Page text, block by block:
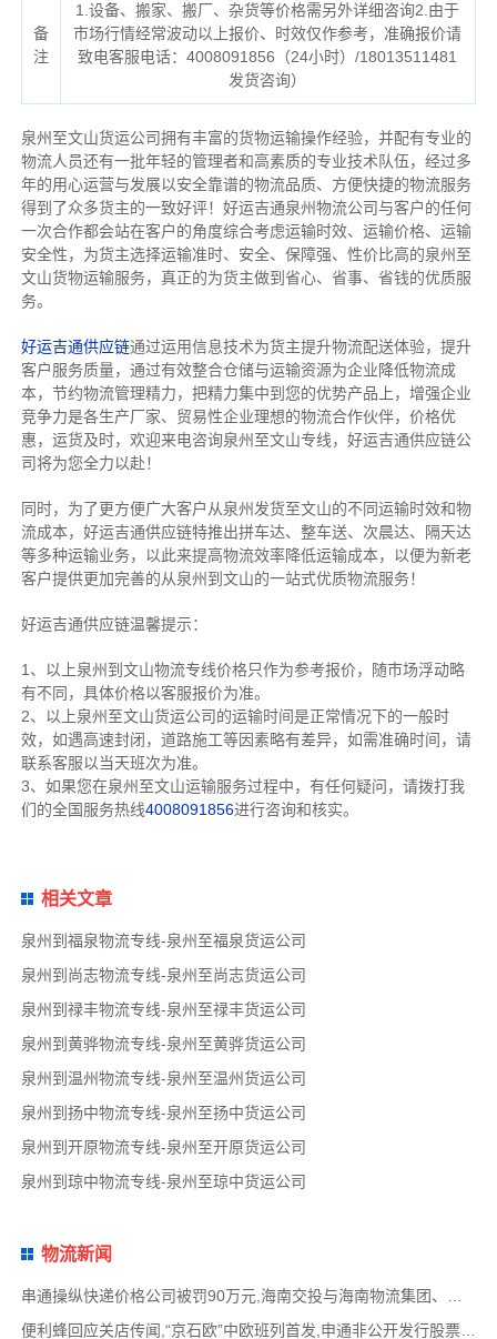
备
注
1.设备、搬家、搬厂、杂货等价格需另外详细咨询2.由于
市场行情经常波动以上报价、时效仅作参考，准确报价请
致电客服电话：4008091856（24小时）/18013511481
发货咨询）
泉州至文山货运公司拥有丰富的货物运输操作经验，并配有专业的
物流人员还有一批年轻的管理者和高素质的专业技术队伍，经过多
年的用心运营与发展以安全靠谱的物流品质、方便快捷的物流服务
得到了众多货主的一致好评！好运吉通泉州物流公司与客户的任何
一次合作都会站在客户的角度综合考虑运输时效、运输价格、运输
安全性，为货主选择运输准时、安全、保障强、性价比高的泉州至
文山货物运输服务，真正的为货主做到省心、省事、省钱的优质服
务。
好运吉通供应链通过运用信息技术为货主提升物流配送体验，提升
客户服务质量，通过有效整合仓储与运输资源为企业降低物流成
本，节约物流管理精力，把精力集中到您的优势产品上，增强企业
竞争力是各生产厂家、贸易性企业理想的物流合作伙伴，价格优
惠，运货及时，欢迎来电咨询泉州至文山专线，好运吉通供应链公
司将为您全力以赴！
同时，为了更方便广大客户从泉州发货至文山的不同运输时效和物
流成本，好运吉通供应链特推出拼车达、整车送、次晨达、隔天达
等多种运输业务，以此来提高物流效率降低运输成本，以便为新老
客户提供更加完善的从泉州到文山的一站式优质物流服务！
好运吉通供应链温馨提示：
1、以上泉州到文山物流专线价格只作为参考报价，随市场浮动略
有不同，具体价格以客服报价为准。
2、以上泉州 至文山货运公司的运输时间是正常情况下的一般时
效，如遇高速封闭，道路施工等因素略有差异，如需准确时间，请
联系客服以当天班次为准。
3、如果您在泉州 至文山运输服务过程中，有任何疑问，请拨打我
们的全国服务热线4008091856进行咨询和核实。
相关文章
泉州到福泉物流专线-泉州至福泉货运公司
泉州到尚志物流专线-泉州至尚志货运公司
泉州到禄丰物流专线-泉州至禄丰货运公司
泉州到黄骅物流专线-泉州至黄骅货运公司
泉州到温州物流专线-泉州至温州货运公司
泉州到扬中物流专线-泉州至扬中货运公司
泉州到开原物流专线-泉州至开原货运公司
泉州到琼中物流专线-泉州至琼中货运公司
物流新闻
串通操纵快递价格公司被罚90万元,海南交投与海南物流集团、中国移动海南公司签署战略合作
便利蜂回应关店传闻,“京石欧”中欧班列首发,申通非公开发行股票方案失效,老挝中通和老挝